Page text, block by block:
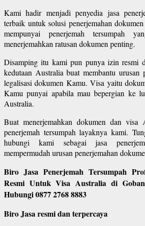
Kami hadir menjadi penyedia jasa
terbaik untuk solusi penerjemahan
mempunyai penerjemah tersumpah
menerjemahkan ratusan dokumen penting.
Disamping itu kami pun punya izin resmi
kedutaan Australia buat membantu urusan
legalisasi dokumen Kamu. Visa yaitu
Kamu punyai apabila mau bepergian ke
Australia.
Buat menerjemahkan dokumen dan visa
penerjemah tersumpah layaknya kami.
hubungi kami sebagai jasa
mempermudah urusan penerjemahan
Biro Jasa Penerjemah Tersumpah
Resmi Untuk Visa Australia di
Hubungi 0877 2768 8883
Biro Jasa resmi dan terpercaya